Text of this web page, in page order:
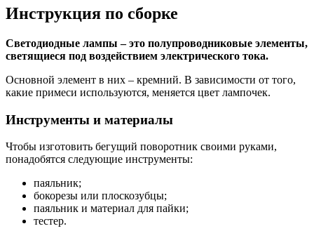
Инструкция по сборке
Светодиодные лампы – это полупроводниковые элементы,
светящиеся под воздействием электрического тока.
Основной элемент в них – кремний. В зависимости от того,
какие примеси используются, меняется цвет лампочек.
Инструменты и материалы
Чтобы изготовить бегущий поворотник своими руками,
понадобятся следующие инструменты:
паяльник;
бокорезы или плоскозубцы;
паяльник и материал для пайки;
тестер.